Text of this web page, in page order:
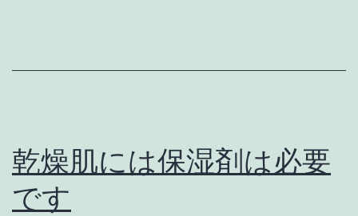
に
イ
ル
乾燥肌には保湿剤は必要
です